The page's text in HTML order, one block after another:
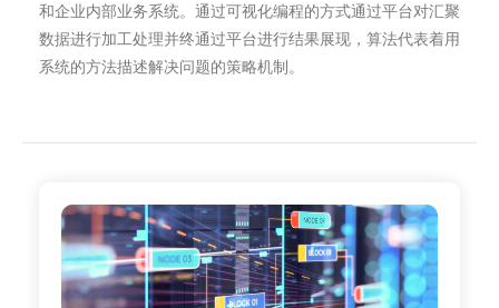
和企业内部业务系统。通过可视化编程的方式通过平台对汇聚
数据进行加工处理并终通过平台进行结果展现，算法代表着用
系统的方法描述解决问题的策略机制。